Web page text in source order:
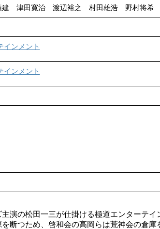
津田寛治 渡辺裕之 村田雄浩 野村将希
インメント
インメント
演の松田一三が仕掛ける極道エンターテイ
断つため、啓和会の高岡らは荒神会の倉庫